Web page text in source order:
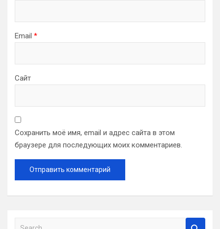
Email *
Сайт
Сохранить моё имя, email и адрес сайта в этом
браузере для последующих моих комментариев.